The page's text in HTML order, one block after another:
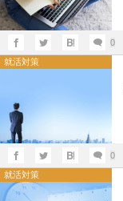
0
就活対策
0
就活対策